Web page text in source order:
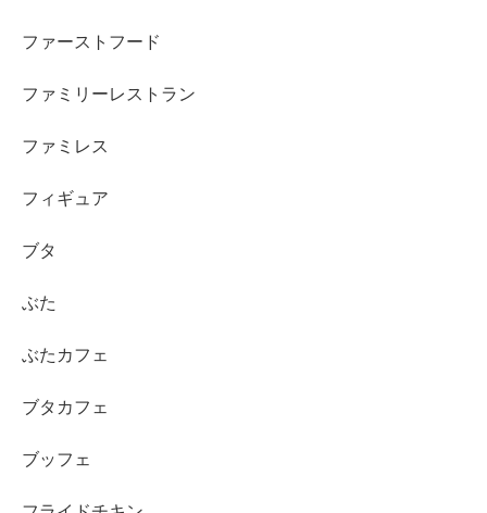
ファーストフード
ファミリーレストラン
ファミレス
フィギュア
ブタ
ぶた
ぶたカフェ
ブタカフェ
ブッフェ